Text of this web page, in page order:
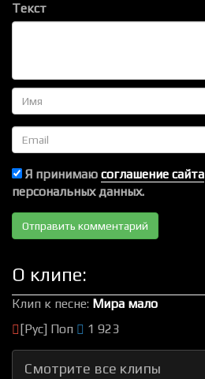
Текст
Имя
Email
Я принимаю соглашение сайта
персональных данных.
О клипе:
Клип к песне: Мира мало
[Рус] Поп
1 923
Смотрите все клипы